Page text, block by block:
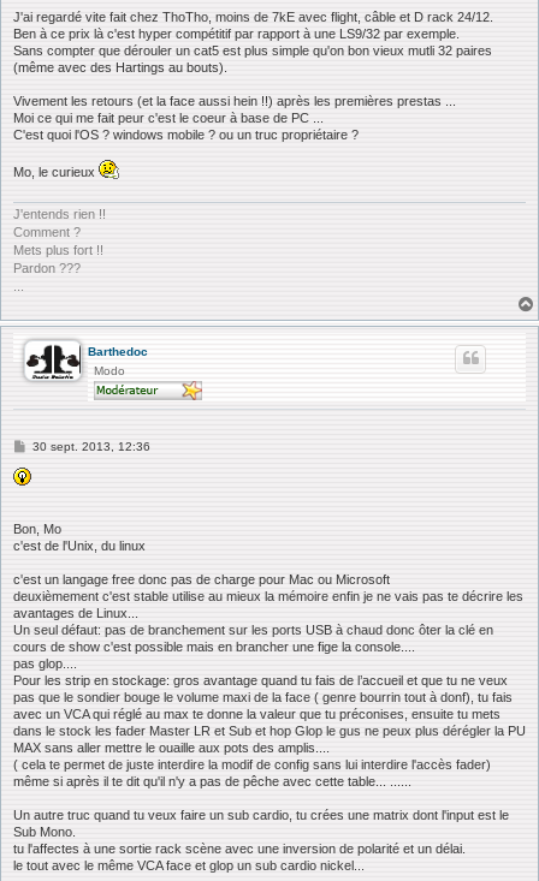
J'ai regardé vite fait chez ThoTho, moins de 7kE avec flight, câble et D rack 24/12.
Ben à ce prix là c'est hyper compétitif par rapport à une LS9/32 par exemple.
Sans compter que dérouler un cat5 est plus simple qu'on bon vieux mutli 32 paires
(même avec des Hartings au bouts).
Vivement les retours (et la face aussi hein !!) après les premières prestas ...
Moi ce qui me fait peur c'est le coeur à base de PC ...
C'est quoi l'OS ? windows mobile ? ou un truc propriétaire ?
Mo, le curieux
J'entends rien !!
Comment ?
Mets plus fort !!
Pardon ???
Barthedoc
Modo
M
s
e
30 sept. 2013, 12:36
Bon, Mo
c'est de l'Unix, du linux
c'est un langage free donc pas de charge pour Mac ou Microsoft
deuxièmement c'est stable utilise au mieux la mémoire enfin je ne vais pas te décrire les
avantages de Linux...
Un seul défaut: pas de branchement sur les ports USB à chaud donc ôter la clé en
cours de show c'est possible mais en brancher une fige la console....
pas glop....
Pour les strip en stockage: gros avantage quand tu fais de l’accueil et que tu ne veux
pas que le sondier bouge le volume maxi de la face ( genre bourrin tout à donf), tu fais
avec un VCA qui réglé au max te donne la valeur que tu préconises, ensuite tu mets
dans le stock les fader Master LR et Sub et hop Glop le gus ne peux plus dérégler la PU
MAX sans aller mettre le ouaille aux pots des amplis....
( cela te permet de juste interdire la modif de config sans lui interdire l'accès fader)
même si après il te dit qu'il n'y a pas de pêche avec cette table... ......
Un autre truc quand tu veux faire un sub cardio, tu crées une matrix dont l'input est le
Sub Mono.
tu l'affectes à une sortie rack scène avec une inversion de polarité et un délai.
le tout avec le même VCA face et glop un sub cardio nickel...